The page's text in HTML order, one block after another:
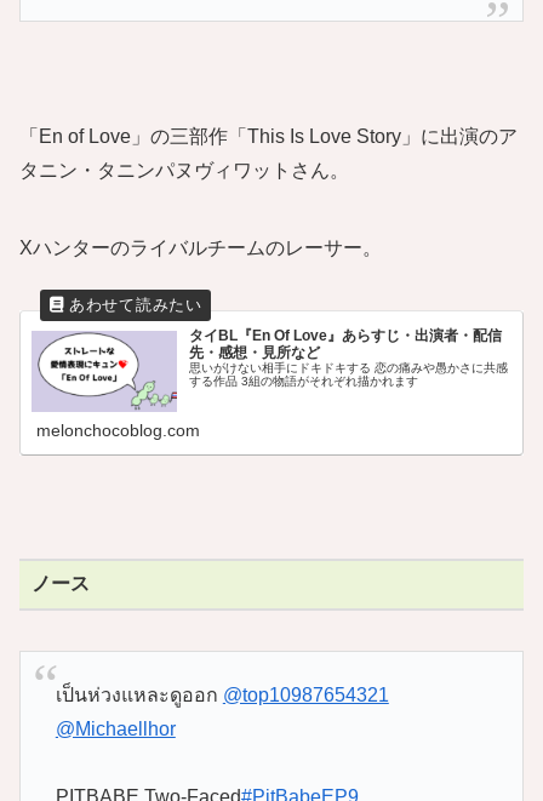
「En of Love」の三部作「This Is Love Story」に出演のア
タニン・タニンパヌヴィワットさん。
Xハンターのライバルチームのレーサー。
タイBL『En Of Love』あらすじ・出演者・配信
先・感想・見所など
思いがけない相手にドキドキする 恋の痛みや愚かさに共感
する作品 3組の物語がそれぞれ描かれます
melonchocoblog.com
ノース
เป็นห่วงแหละดูออก @top10987654321
@Michaellhor